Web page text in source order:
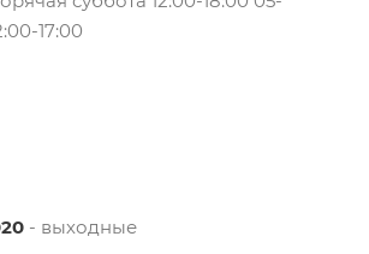
17:00
- выходные